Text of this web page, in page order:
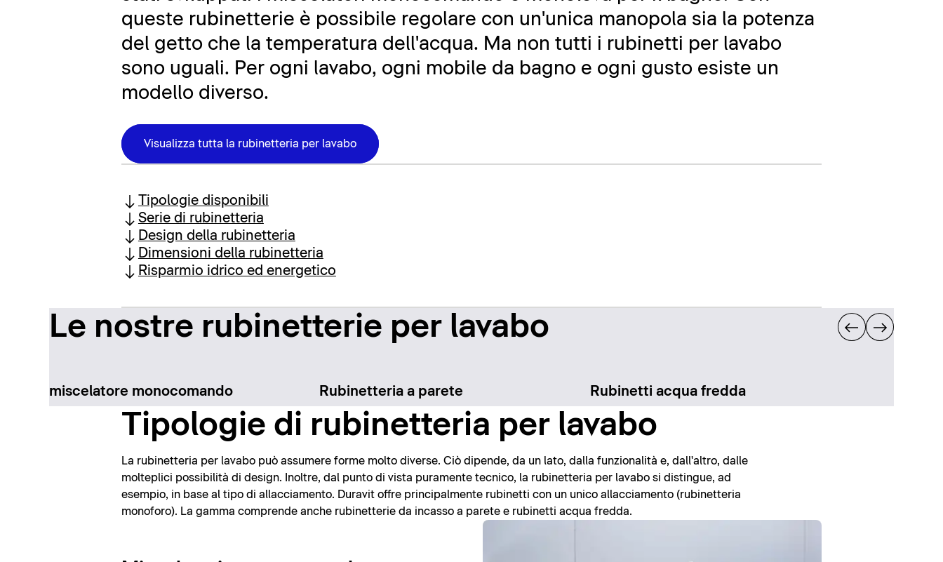
queste rubinetterie è possibile regolare con un'unica manopola sia la potenza
del getto che la temperatura dell'acqua. Ma non tutti i rubinetti per lavabo
sono uguali. Per ogni lavabo, ogni mobile da bagno e ogni gusto esiste un
modello diverso.
Visualizza tutta la rubinetteria per lavabo
Tipologie disponibili
Serie di rubinetteria
Design della rubinetteria
Dimensioni della rubinetteria
Risparmio idrico ed energetico
Le nostre rubinetterie per lavabo
miscelatore monocomando Rubinetteria a parete Rubinetti acqua fredda
Tipologie di rubinetteria per lavabo
La rubinetteria per lavabo può assumere forme molto diverse. Ciò dipende, da un lato, dalla funzionalità e, dall'altro, dalle
molteplici possibilità di design. Inoltre, dal punto di vista puramente tecnico, la rubinetteria per lavabo si distingue, ad
esempio, in base al tipo di allacciamento. Duravit offre principalmente rubinetti con un unico allacciamento (rubinetteria
monoforo). La gamma comprende anche rubinetterie da incasso a parete e rubinetti acqua fredda.